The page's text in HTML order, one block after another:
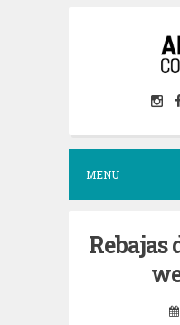
MENU
Rebajas